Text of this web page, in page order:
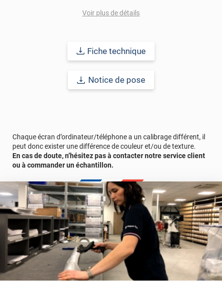
cet adhésif vous promet une durabilité longue avec une pose
Voir plus de détails
Fiche technique
Notice de pose
Chaque écran d’ordinateur/téléphone a un calibrage différent, il
peut donc exister une différence de couleur et/ou de texture.
En cas de doute, n’hésitez pas à contacter notre service client
ou à commander un échantillon.